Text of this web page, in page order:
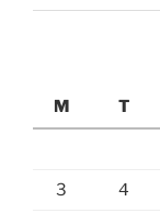
M
T
3 4